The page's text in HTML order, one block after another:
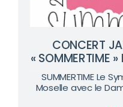
CONCERT
« SOMMERTIME »
SUMMERTIME Le
Moselle avec le